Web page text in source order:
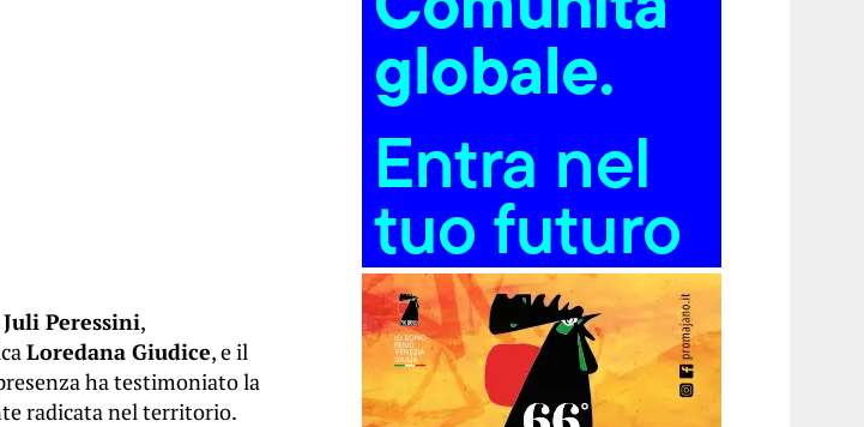
Juli Peressini,
Loredana Giudice, e il
ha testimoniato la
radicata nel territorio.